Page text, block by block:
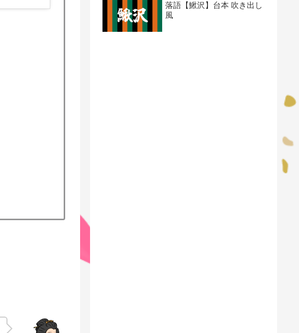
落語【鰍沢】台本 吹き出し
風